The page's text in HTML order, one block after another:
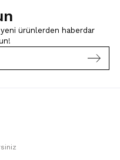
ürünlerden haberdar